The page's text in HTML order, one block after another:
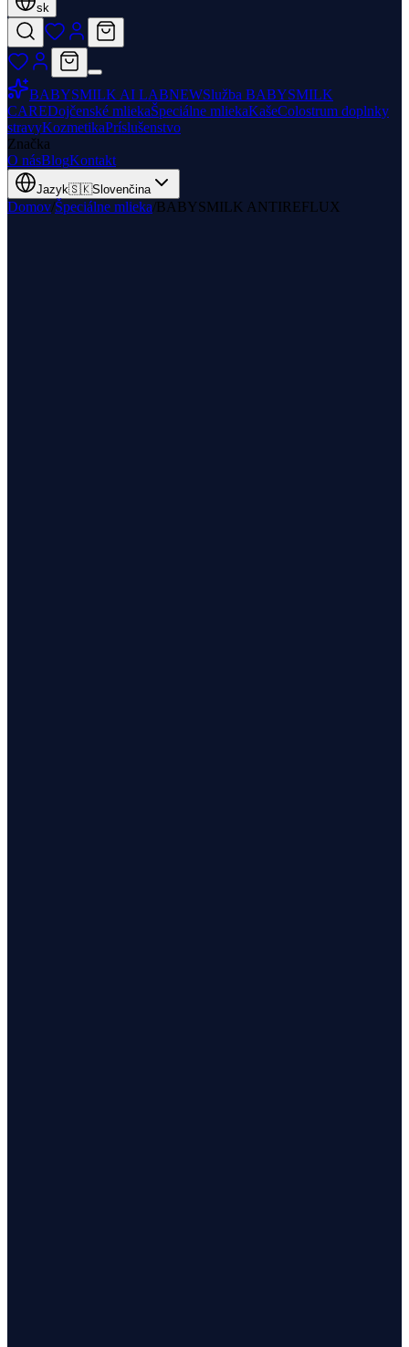
sk
BABYSMILK AI LABNEWSlužba BABYSMILK
CAREDojčenské mliekaŠpeciálne mliekaKašeColostrum doplnky
stravyKozmetikaPríslušenstvo
Značka
O násBlogKontakt
Jazyk🇸🇰Slovenčina
Domov/Špeciálne mlieka/BABYSMILK ANTIREFLUX